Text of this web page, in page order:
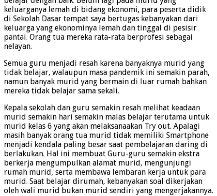
keluarganya lemah di bidang ekonomi, para peserta didik
di Sekolah Dasar tempat saya bertugas kebanyakan dari
keluarga yang ekonominya lemah dan tinggal di pesisir
pantai. Orang tua mereka rata-rata berprofesi sebagai
nelayan.
Semua guru menjadi resah karena banyaknya murid yang
tidak belajar, walaupun masa pandemik ini semakin parah,
namun banyak murid yang bermain di luar rumah bahkan
mereka tidak belajar sama sekali.
Kepala sekolah dan guru semakin resah melihat keadaan
murid semakin hari semakin malas belajar terutama untuk
murid kelas 6 yang akan melaksanaakan Try out. Apalagi
masih banyak orang tua murid tidak memiliki Smartphone
menjadi kendala paling besar saat pembelajaran daring di
berlakukan. Hal ini membuat Guru-guru semakin ekstra
berkerja mengumpulkan alamat murid, mengunjungi
rumah murid, serta membawa lembaran kerja untuk para
murid. Saat belajar dirumah, kebanyakan soal dikerjakan
oleh wali murid bukan murid sendiri yang mengerjakannya.